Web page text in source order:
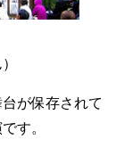
が保存されて
す。